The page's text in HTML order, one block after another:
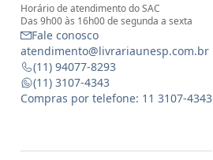
Horário de atendimento do SAC
Das 9h00 às 16h00 de segunda a sexta
Fale conosco
atendimento@livrariaunesp.com.br
(11) 94077-8293
(11) 3107-4343
Compras por telefone: 11 3107-4343